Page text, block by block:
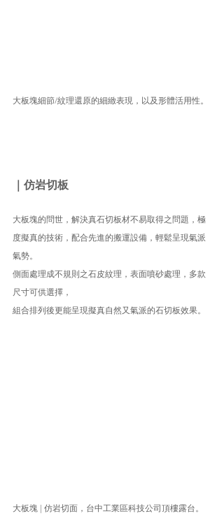
大板塊細節/紋理還原的細緻表現，以及形體活用性。
｜仿岩切板
大板塊的問世，解決真石切板材不易取得之問題，極
度擬真的技術，配合先進的搬運設備，輕鬆呈現氣派
氣勢。
側面處理成不規則之石皮紋理，表面噴砂處理，多款
尺寸可供選擇，
組合排列後更能呈現擬真自然又氣派的石切板效果。
大板塊 | 仿岩切面，台中工業區科技公司頂樓露台。